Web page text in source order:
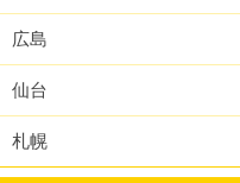
広島
仙台
札幌